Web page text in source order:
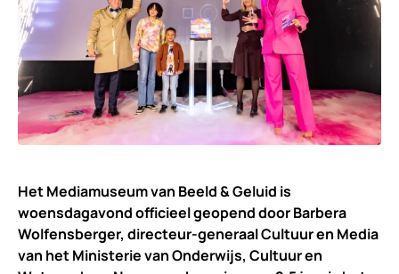
Het Mediamuseum van Beeld & Geluid is
woensdagavond officieel geopend door Barbera
Wolfensberger, directeur-generaal Cultuur en Media
van het Ministerie van Onderwijs, Cultuur en